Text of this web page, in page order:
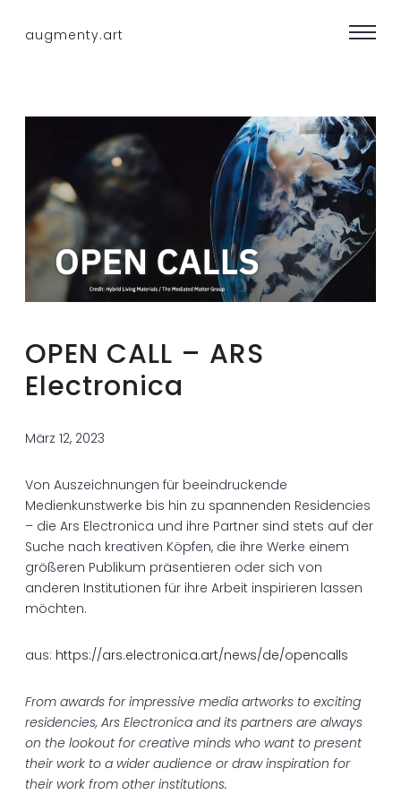
augmenty.art
Plattform
OPEN CALL – ARS
Electronica
März 12, 2023
Von Auszeichnungen für beeindruckende
Medienkunstwerke bis hin zu spannenden Residencies
– die Ars Electronica und ihre Partner sind stets auf der
Suche nach kreativen Köpfen, die ihre Werke einem
größeren Publikum präsentieren oder sich von
anderen Institutionen für ihre Arbeit inspirieren lassen
möchten.
aus: https://ars.electronica.art/news/de/opencalls
From awards for impressive media artworks to exciting
residencies, Ars Electronica and its partners are always
on the lookout for creative minds who want to present
their work to a wider audience or draw inspiration for
their work from other institutions.